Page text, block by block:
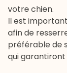
votre chien.
Il est
afin de
préférable de
qui garantiront